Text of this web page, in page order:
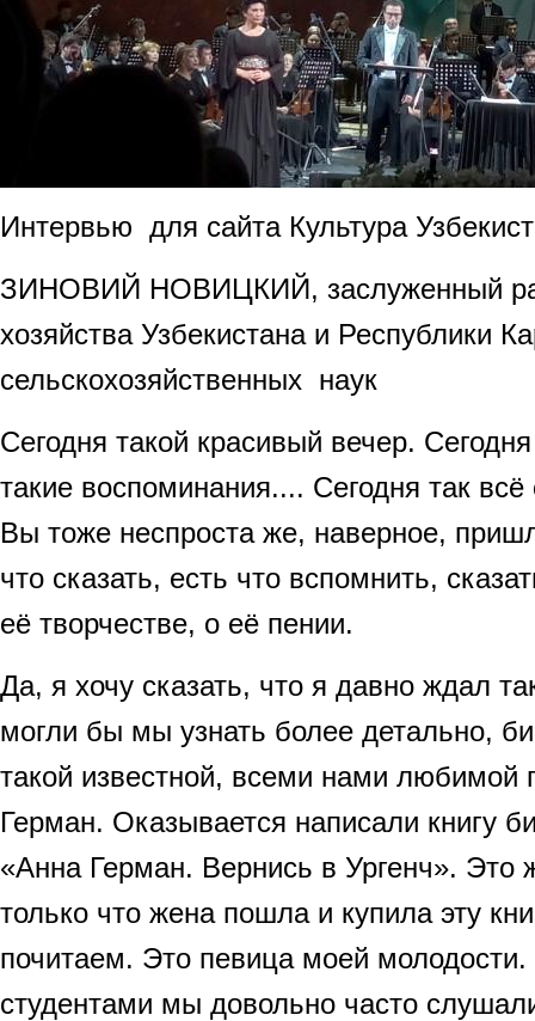
Интервью для сайта Культура
ЗИНОВИЙ НОВИЦКИЙ, заслуженный
хозяйства Узбекистана и Республики
сельскохозяйственных наук
Сегодня такой красивый вечер.
такие воспоминания.... Сегодня так всё
Вы тоже неспроста же, наверное,
что сказать, есть что вспомнить,
её творчестве, о её пении.
Да, я хочу сказать, что я давно ждал
могли бы мы узнать более детально,
такой известной, всеми нами любимой
Герман. Оказывается написали книгу
«Анна Герман. Вернись в Ургенч». Это
только что жена пошла и купила эту
почитаем. Это певица моей
студентами мы довольно часто